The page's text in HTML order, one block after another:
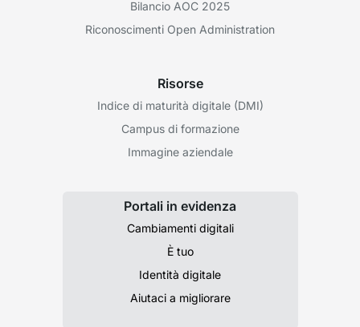
Bilancio AOC 2025
Riconoscimenti Open Administration
Risorse
Indice di maturità digitale (DMI)
Campus di formazione
Immagine aziendale
Portali in evidenza
Cambiamenti digitali
È tuo
Identità digitale
Aiutaci a migliorare